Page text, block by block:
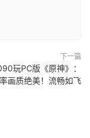
下一篇
玩PC版《原神》：
画质绝美！流畅如飞